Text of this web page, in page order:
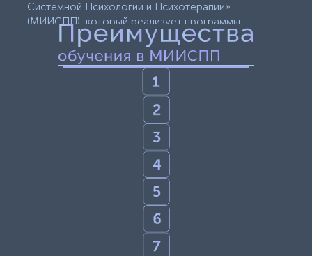
Системной Психологии и Психотерапии»
(МИИСПП), который реализует программы
дополнительного профессионального
образования переподготовки кадров
и повышения квалификации специалистов
Лицензия на осуществление
образовательной деятельности No Л035-
01298-77/01401070 от 25.09.2024
Международный Институт
Интегративной Системной
Психологии и Психотерапии
(МИИСПП)
Хочу здесь учиться
Программы Института